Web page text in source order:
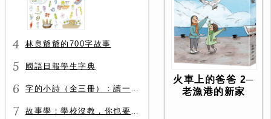
4 林良爺爺的700字故事
5 國語日報學生字典
6 字的小詩（全三冊）：讀一首詩，交一個字朋友（字字小宇宙+字字看心情+字字有意思）
7 故事學：學校沒教，你也要會的表達力
火車上的爸爸 2─
老漁港的新家